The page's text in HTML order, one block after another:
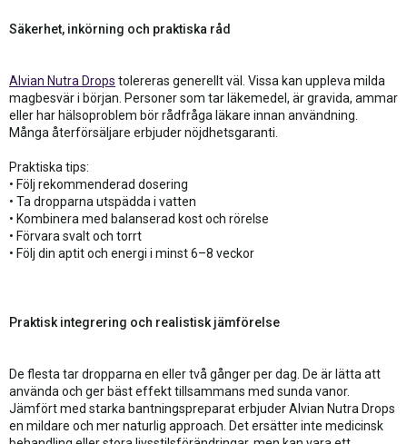
Säkerhet, inkörning och praktiska råd
Alvian Nutra Drops tolereras generellt väl. Vissa kan uppleva milda
magbesvär i början. Personer som tar läkemedel, är gravida, ammar
eller har hälsoproblem bör rådfråga läkare innan användning.
Många återförsäljare erbjuder nöjdhetsgaranti.
Praktiska tips:
• Följ rekommenderad dosering
• Ta dropparna utspädda i vatten
• Kombinera med balanserad kost och rörelse
• Förvara svalt och torrt
• Följ din aptit och energi i minst 6–8 veckor
Praktisk integrering och realistisk jämförelse
De flesta tar dropparna en eller två gånger per dag. De är lätta att
använda och ger bäst effekt tillsammans med sunda vanor.
Jämfört med starka bantningspreparat erbjuder Alvian Nutra Drops
en mildare och mer naturlig approach. Det ersätter inte medicinsk